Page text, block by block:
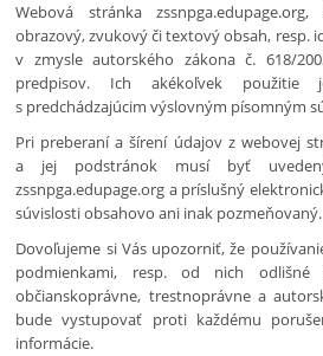
Webová stránka
obrazový, zvukový či textový obsah, resp.
v zmysle autorského zákona č. 618/
predpisov. Ich akékoľvek
s predchádzajúcim výslovným písomným
Pri preberaní a šírení údajov z webovej
a jej podstránok musí byť
zssnpga.edupage.org a príslušný
súvislosti obsahovo ani inak pozmeňovaný.
Dovoľujeme si Vás upozorniť, že
podmienkami, resp. od nich
občianskoprávne, trestnoprávne a
bude vystupovať proti každému
informácie.